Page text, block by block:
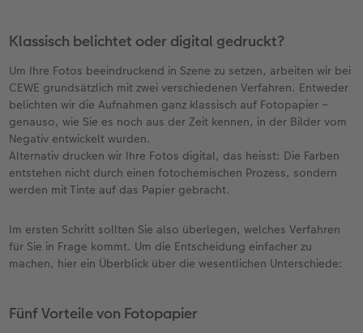
Klassisch belichtet oder digital gedruckt?
Um Ihre Fotos beeindruckend in Szene zu setzen, arbeiten wir bei
CEWE grundsätzlich mit zwei verschiedenen Verfahren. Entweder
belichten wir die Aufnahmen ganz klassisch auf Fotopapier –
genauso, wie Sie es noch aus der Zeit kennen, in der Bilder vom
Negativ entwickelt wurden.
Alternativ drucken wir Ihre Fotos digital, das heisst: Die Farben
entstehen nicht durch einen fotochemischen Prozess, sondern
werden mit Tinte auf das Papier gebracht.
Im ersten Schritt sollten Sie also überlegen, welches Verfahren
für Sie in Frage kommt. Um die Entscheidung einfacher zu
machen, hier ein Überblick über die wesentlichen Unterschiede:
Fünf Vorteile von Fotopapier